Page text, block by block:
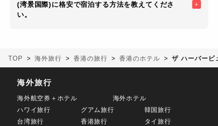
(湾景国際)に格安で宿泊する方法を教えてくださ
い。
TOP 海外旅行 香港の旅行 香港のホテル ザ ハーバービ
海外旅行
海外航空券＋ホテル
海外ホテル
ハワイ旅行
グアム旅行
韓国旅行
台湾旅行
香港旅行
タイ旅行